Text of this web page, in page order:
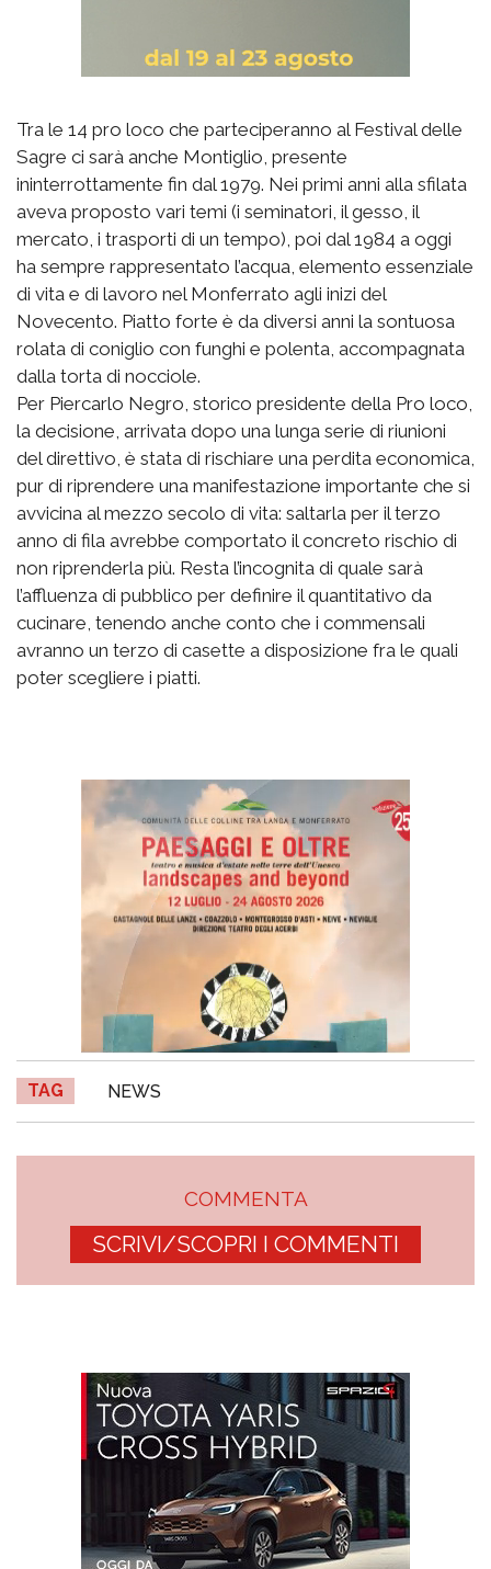
Tra le 14 pro loco che parteciperanno al Festival delle
Sagre ci sarà anche Montiglio, presente
ininterrottamente fin dal 1979. Nei primi anni alla sfilata
aveva proposto vari temi (i seminatori, il gesso, il
mercato, i trasporti di un tempo), poi dal 1984 a oggi
ha sempre rappresentato l’acqua, elemento essenziale
di vita e di lavoro nel Monferrato agli inizi del
Novecento. Piatto forte è da diversi anni la sontuosa
rolata di coniglio con funghi e polenta, accompagnata
dalla torta di nocciole.
Per Piercarlo Negro, storico presidente della Pro loco,
la decisione, arrivata dopo una lunga serie di riunioni
del direttivo, è stata di rischiare una perdita economica,
pur di riprendere una manifestazione importante che si
avvicina al mezzo secolo di vita: saltarla per il terzo
anno di fila avrebbe comportato il concreto rischio di
non riprenderla più. Resta l’incognita di quale sarà
l’affluenza di pubblico per definire il quantitativo da
cucinare, tenendo anche conto che i commensali
avranno un terzo di casette a disposizione fra le quali
poter scegliere i piatti.
TAG NEWS
COMMENTA
SCRIVI/SCOPRI I COMMENTI